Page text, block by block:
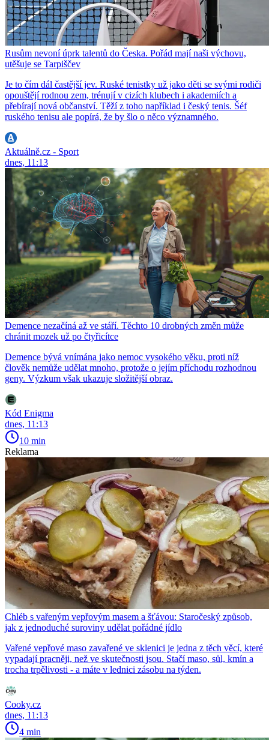
Rusům nevoní úprk talentů do Česka. Pořád mají naši výchovu,
utěšuje se Tarpiščev
Je to čím dál častější jev. Ruské tenistky už jako děti se svými rodiči
opouštějí rodnou zem, trénují v cizích klubech i akademiích a
přebírají nová občanství. Těží z toho například i český tenis. Šéf
ruského tenisu ale popírá, že by šlo o něco významného.
Aktuálně.cz - Sport
dnes, 11:13
Demence nezačíná až ve stáří. Těchto 10 drobných změn může
chránit mozek už po čtyřicítce
Demence bývá vnímána jako nemoc vysokého věku, proti níž
člověk nemůže udělat mnoho, protože o jejím příchodu rozhodnou
geny. Výzkum však ukazuje složitější obraz.
Kód Enigma
dnes, 11:13
10 min
Reklama
Chléb s vařeným vepřovým masem a šťávou: Staročeský způsob,
jak z jednoduché suroviny udělat pořádné jídlo
Vařené vepřové maso zavařené ve sklenici je jedna z těch věcí, které
vypadají pracněji, než ve skutečnosti jsou. Stačí maso, sůl, kmín a
trocha trpělivosti - a máte v lednici zásobu na týden.
Cooky.cz
dnes, 11:13
4 min